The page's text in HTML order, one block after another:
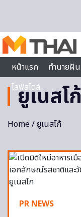
หน้าแรก
ทำนายฝัน
ไลฟ์สไตล์
ยูเนสโก้
Home/ ยูเนสโก้
PR NEWS